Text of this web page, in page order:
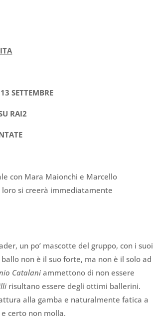
SETTEMBRE
RAI2
con Mara Maionchi e Marcello
si creerà immediatamente
un po’ mascotte del gruppo, con i suoi
non è il suo forte, ma non è il solo ad
Catalani ammettono di non essere
risultano essere degli ottimi ballerini.
alla gamba e naturalmente fatica a
certo non molla.